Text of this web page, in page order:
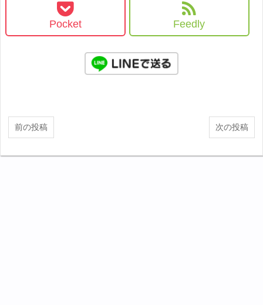
Pocket Feedly
前の投稿 次の投稿